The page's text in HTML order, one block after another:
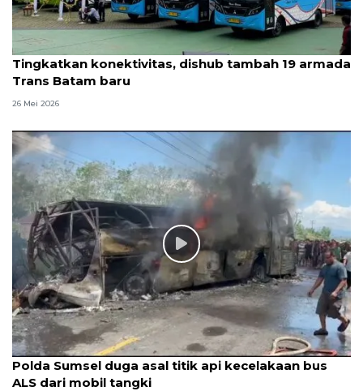
Tingkatkan konektivitas, dishub tambah 19 armada
Trans Batam baru
26 Mei 2026
Polda Sumsel duga asal titik api kecelakaan bus
ALS dari mobil tangki